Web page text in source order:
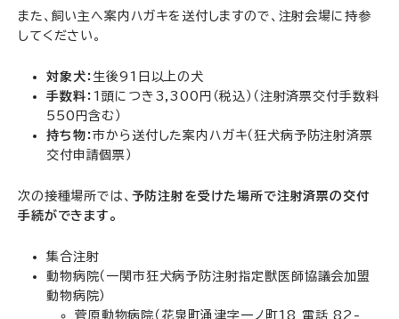
また、飼い主へ案内ハガキを送付しますので、注射会場に持参
してください。
対象犬： 生後91日以上の犬
手数料： 1頭につき3,300円（税込）（注射済票交付手数料
550円含む）
持ち物：市から送付した案内ハガキ（狂犬病予防注射済票
交付申請個票）
次の接種場所では、 予防注射を受けた場所で注射済票の交付
手続ができます。
集合注射
動物病院（一関市狂犬病予防注射指定獣医師協議会加盟
動物病院）
菅原動物病院（花泉町涌津字一ノ町18 電話 82-